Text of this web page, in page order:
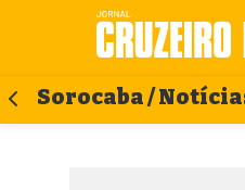
Sorocaba /